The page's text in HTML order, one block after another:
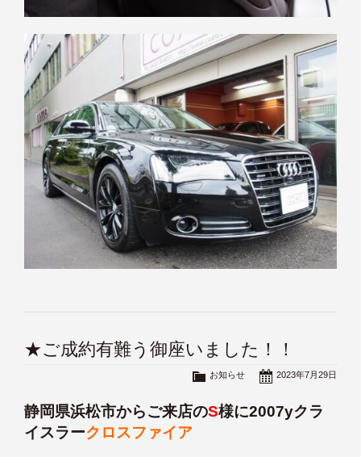
★ご成約有難う御座いました！！
2023年7月29日
お知らせ
静岡県浜松市からご来店のS様に2007yクラ
イスラークロスファイア